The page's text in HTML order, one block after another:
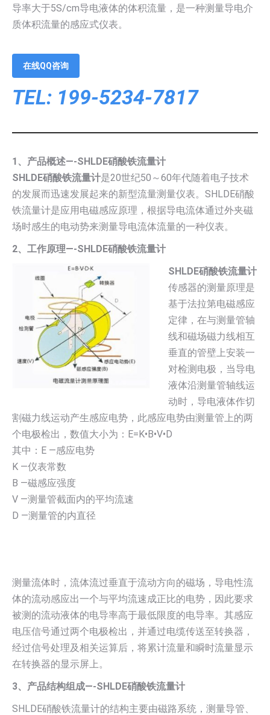
导率大于5S/cm导电液体的体积流量，是一种测量导电介
质体积流量的感应式仪表。
在线QQ咨询
TEL: 199-5234-7817
1、产品概述—-SHLDE硝酸铁流量计
SHLDE硝酸铁流量计是20世纪50～60年代随着电子技术
的发展而迅速发展起来的新型流量测量仪表。SHLDE硝酸
铁流量计是应用电磁感应原理，根据导电流体通过外夹磁
场时感生的电动势来测量导电流体流量的一种仪表。
2、工作原理—-SHLDE硝酸铁流量计
SHLDE硝酸铁流量计
传感器的测量原理是
基于法拉第电磁感应
定律，在与测量管轴
线和磁场磁力线相互
垂直的管壁上安装一
对检测电极，当导电
液体沿测量管轴线运
动时，导电液体作切
割磁力线运动产生感应电势，此感应电势由测量管上的两
个电极检出，数值大小为：E=K•B•V•D
其中：E —感应电势
K —仪表常数
B —磁感应强度
V —测量管截面内的平均流速
D —测量管的内直径
测量流体时，流体流过垂直于流动方向的磁场，导电性流
体的流动感应出一个与平均流速成正比的电势，因此要求
被测的流动液体的电导率高于最低限度的电导率。其感应
电压信号通过两个电极检出，并通过电缆传送至转换器，
经过信号处理及相关运算后，将累计流量和瞬时流量显示
在转换器的显示屏上。
3、产品结构组成—-SHLDE硝酸铁流量计
SHLDE硝酸铁流量计的结构主要由磁路系统，测量导管、